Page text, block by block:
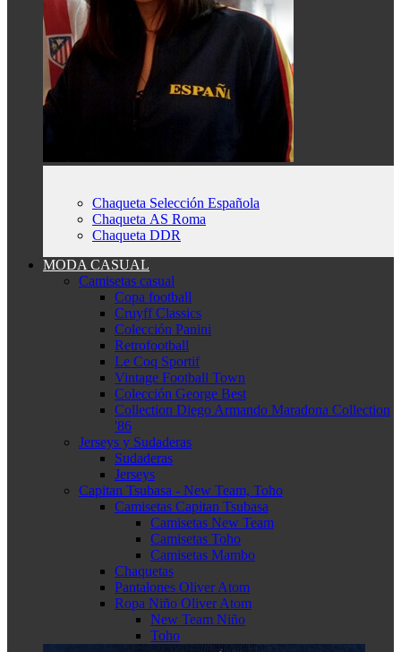
Chaqueta Selección Española
Chaqueta AS Roma
Chaqueta DDR
MODA CASUAL
Camisetas casual
Copa football
Cruyff Classics
Colección Panini
Retrofootball
Le Coq Sportif
Vintage Football Town
Colección George Best
Collection Diego Armando Maradona Collection
'86
Jerseys y Sudaderas
Sudaderas
Jerseys
Capitan Tsubasa - New Team, Toho
Camisetas Capitan Tsubasa
Camisetas New Team
Camisetas Toho
Camisetas Mambo
Chaquetas
Pantalones Oliver Atom
Ropa Niño Oliver Atom
New Team Niño
Toho